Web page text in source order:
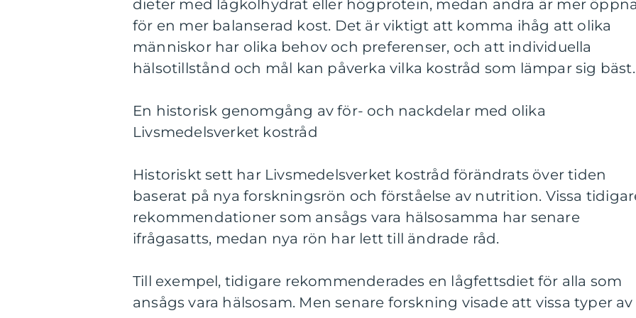
dieter med lågkolhydrat eller högprotein, medan andra är mer
för en mer balanserad kost. Det är viktigt att komma ihåg att olika
människor har olika behov och preferenser, och att individuella
hälsotillstånd och mål kan påverka vilka kostråd som lämpar sig bäst.
En historisk genomgång av för- och nackdelar med olika
Livsmedelsverket kostråd
Historiskt sett har Livsmedelsverket kostråd förändrats över tiden
baserat på nya forskningsrön och förståelse av nutrition. Vissa
rekommendationer som ansågs vara hälsosamma har senare
ifrågasatts, medan nya rön har lett till ändrade råd.
Till exempel, tidigare rekommenderades en lågfettsdiet för alla som
ansågs vara hälsosam. Men senare forskning visade att vissa typer av